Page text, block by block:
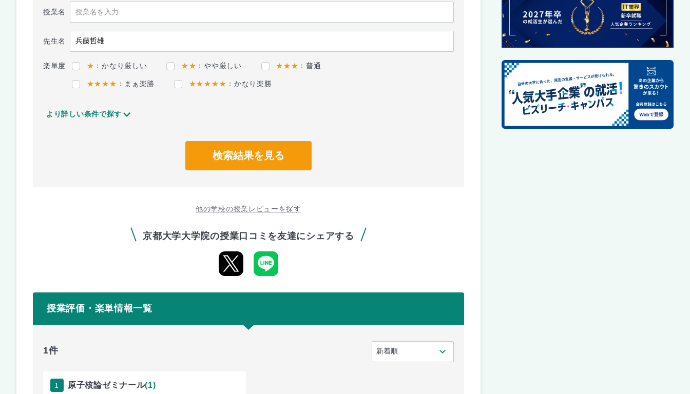
授業名
先生名
楽単度 ★ ：かなり厳しい ★★ ：やや厳しい ★★★ ：普通
★★★★ ：まぁ楽勝 ★★★★★ ：かなり楽勝
より詳しい条件で探す
検索結果を見る
他の学校の授業レビューを探す
京都大学大学院の授業口コミを友達にシェアする
授業評価・楽単情報一覧
1件
1 原子核論ゼミナール(1)